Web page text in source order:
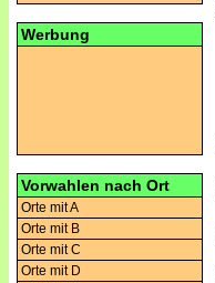
Werbung
Vorwahlen nach Ort
Orte mit A
Orte mit B
Orte mit C
Orte mit D